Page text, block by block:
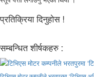
प्रतिक्रिया दिनुहोस !
सम्बन्धित शीर्षकहरु :